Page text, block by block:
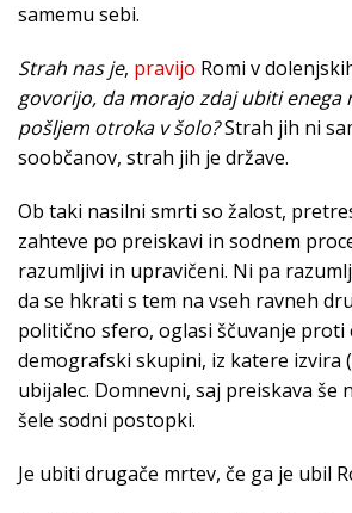
samemu sebi.
Strah nas je, pravijo Romi v
govorijo, da morajo zdaj ubiti enega
pošljem otroka v šolo?Strah jih ni
soobčanov, strah jih je države.
Ob taki nasilni smrti so žalost,
zahteve po preiskavi in sodnem
razumljivi in upravičeni. Ni pa
da se hkrati s tem na vseh ravneh
politično sfero, oglasi ščuvanje proti
demografski skupini, iz katere izvira
ubijalec. Domnevni, saj preiskava še
šele sodni postopki.
Je ubiti drugače mrtev, če ga je ubil